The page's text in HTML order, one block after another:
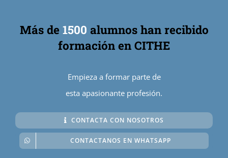
Más de 1500 alumnos han recibido
formación en CITHE
Empieza a formar parte de
esta apasionante profesión.
CONTACTA CON NOSOTROS
CONTACTANOS EN WHATSAPP